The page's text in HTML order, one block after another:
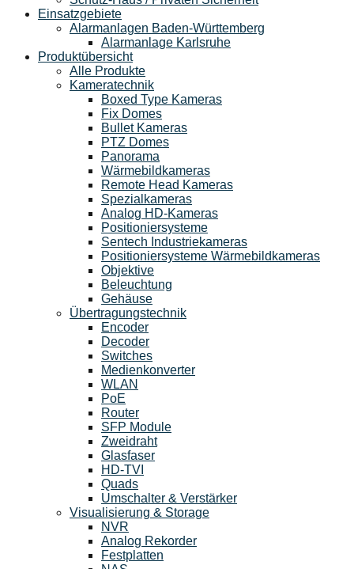
Einsatzgebiete
Alarmanlagen Baden-Württemberg
Alarmanlage Karlsruhe
Produktübersicht
Alle Produkte
Kameratechnik
Boxed Type Kameras
Fix Domes
Bullet Kameras
PTZ Domes
Panorama
Wärmebildkameras
Remote Head Kameras
Spezialkameras
Analog HD-Kameras
Positioniersysteme
Sentech Industriekameras
Positioniersysteme Wärmebildkameras
Objektive
Beleuchtung
Gehäuse
Übertragungstechnik
Encoder
Decoder
Switches
Medienkonverter
WLAN
PoE
Router
SFP Module
Zweidraht
Glasfaser
HD-TVI
Quads
Umschalter & Verstärker
Visualisierung & Storage
NVR
Analog Rekorder
Festplatten